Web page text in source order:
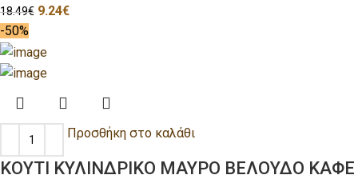
18.49€ 9.24€
-50%
Προσθήκη στο καλάθι
ΚΟΥΤΙ ΚΥΛΙΝΔΡΙΚΟ ΜΑΥΡΟ ΒΕΛΟΥΔΟ ΚΑΦΕ